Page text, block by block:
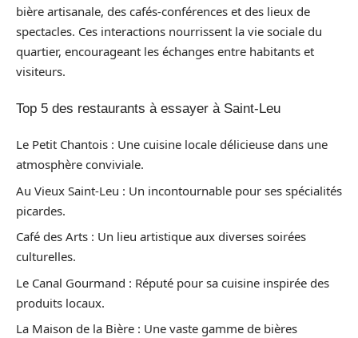
bière artisanale, des cafés-conférences et des lieux de
spectacles. Ces interactions nourrissent la vie sociale du
quartier, encourageant les échanges entre habitants et
visiteurs.
Top 5 des restaurants à essayer à Saint-Leu
Le Petit Chantois : Une cuisine locale délicieuse dans une
atmosphère conviviale.
Au Vieux Saint-Leu : Un incontournable pour ses spécialités
picardes.
Café des Arts : Un lieu artistique aux diverses soirées
culturelles.
Le Canal Gourmand : Réputé pour sa cuisine inspirée des
produits locaux.
La Maison de la Bière : Une vaste gamme de bières